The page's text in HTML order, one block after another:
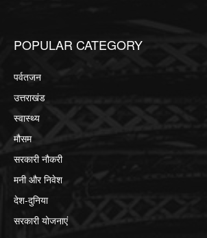
POPULAR CATEGORY
पर्वतजन
उत्तराखंड
स्वास्थ्य
मौसम
सरकारी नौकरी
मनी और निवेश
देश-दुनिया
सरकारी योजनाएं